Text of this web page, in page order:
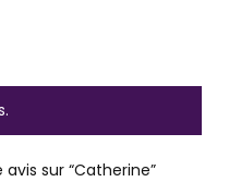
sur “Catherine”